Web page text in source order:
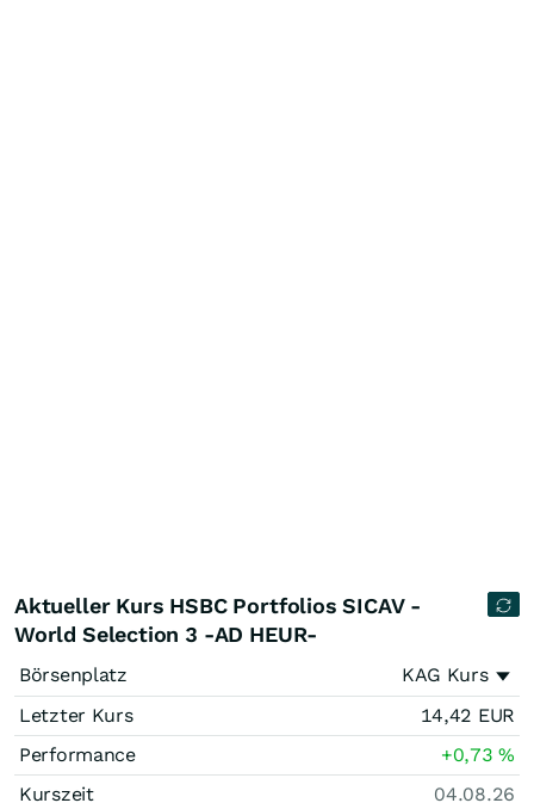
Aktueller Kurs HSBC Portfolios SICAV -
World Selection 3 -AD HEUR-
Börsenplatz
KAG Kurs
Letzter Kurs
14,42 EUR
Performance
+0,73%
Kurszeit
04.08.26